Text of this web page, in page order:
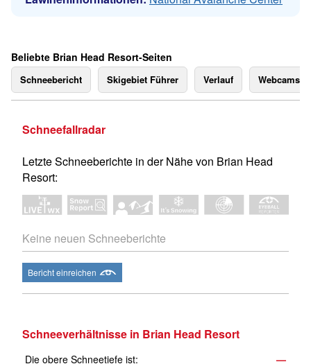
Beliebte Brian Head Resort-Seiten
Schneebericht Skigebiet Führer Verlauf Webcams
Schneefallradar
Letzte Schneeberichte in der Nähe von Brian Head
Resort:
Keine neuen Schneeberichte
Bericht einreichen
Schneeverhältnisse in Brian Head Resort
Die obere Schneetiefe ist:
—